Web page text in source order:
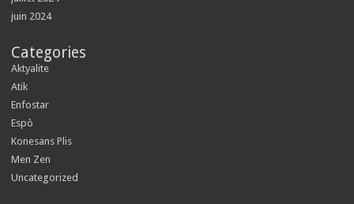
juin 2024
Categories
Aktyalite
Atik
Enfostar
Espò
Konesans Plis
Men Zen
Uncategorized